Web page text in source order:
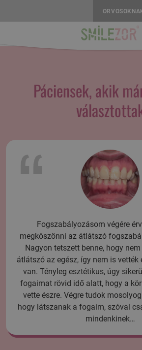
Páciensek, akik
Fogszabályozásom végére
megköszönni az átlátszó
Nagyon tetszett benne, hogy
átlátszó az egész, így nem is vették
van. Tényleg esztétikus, úgy
fogaimat rövid idő alatt, hogy a
vette észre. Végre tudok
hogy látszanak a fogaim, szóval
mindenkinek…